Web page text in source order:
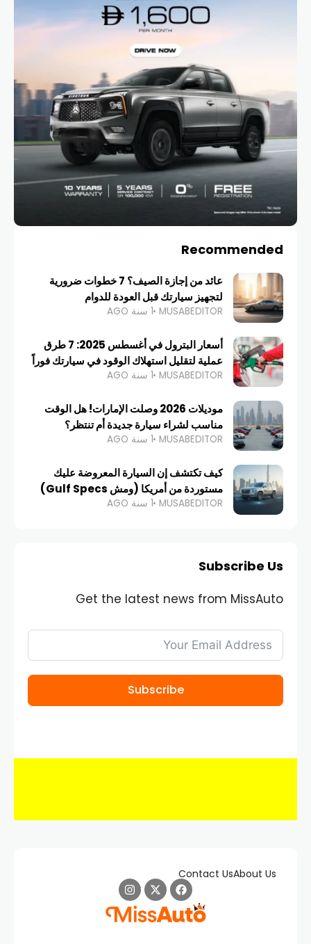
Recommended
عائد من إجازة الصيف؟ 7 خطوات ضرورية
لتجهيز سيارتك قبل العودة للدوام
MUSABEDITOR 1 سنة AGO
أسعار البترول في أغسطس 2025: 7 طرق
عملية لتقليل استهلاك الوقود في سيارتك فوراً
MUSABEDITOR 1 سنة AGO
موديلات 2026 وصلت الإمارات! هل الوقت
مناسب لشراء سيارة جديدة أم تنتظر؟
MUSABEDITOR 1 سنة AGO
كيف تكتشف إن السيارة المعروضة عليك
مستوردة من أمريكا (ومش Gulf Specs)
MUSABEDITOR 1 سنة AGO
Subscribe Us
Get the latest news from MissAuto
Subscribe
About Us
Contact Us